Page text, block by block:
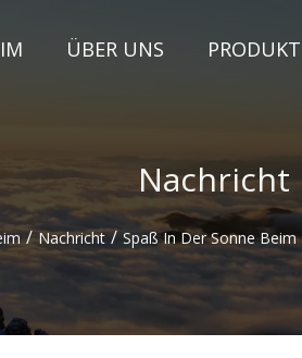
ÜBER UNS
Nachricht
/ Nachricht / Spaß In Der Sonne